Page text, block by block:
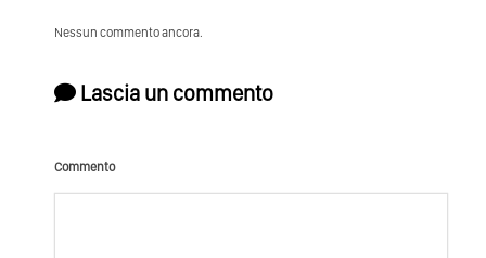
Nessun commento ancora.
Lascia un commento
Commento